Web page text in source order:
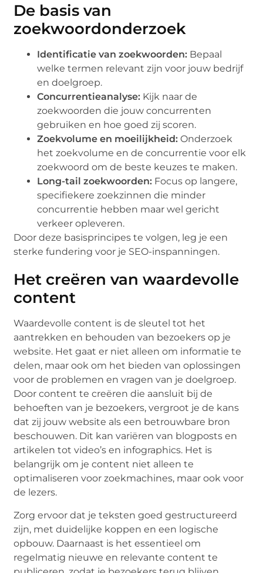
De basis van
zoekwoordonderzoek
Identificatie van zoekwoorden: Bepaal
welke termen relevant zijn voor jouw bedrijf
en doelgroep.
Concurrentieanalyse: Kijk naar de
zoekwoorden die jouw concurrenten
gebruiken en hoe goed zij scoren.
Zoekvolume en moeilijkheid: Onderzoek
het zoekvolume en de concurrentie voor elk
zoekwoord om de beste keuzes te maken.
Long-tail zoekwoorden: Focus op langere,
specifiekere zoekzinnen die minder
concurrentie hebben maar wel gericht
verkeer opleveren.
Door deze basisprincipes te volgen, leg je een
sterke fundering voor je SEO-inspanningen.
Het creëren van waardevolle
content
Waardevolle content is de sleutel tot het
aantrekken en behouden van bezoekers op je
website. Het gaat er niet alleen om informatie te
delen, maar ook om het bieden van oplossingen
voor de problemen en vragen van je doelgroep.
Door content te creëren die aansluit bij de
behoeften van je bezoekers, vergroot je de kans
dat zij jouw website als een betrouwbare bron
beschouwen. Dit kan variëren van blogposts en
artikelen tot video’s en infographics. Het is
belangrijk om je content niet alleen te
optimaliseren voor zoekmachines, maar ook voor
de lezers.
Zorg ervoor dat je teksten goed gestructureerd
zijn, met duidelijke koppen en een logische
opbouw. Daarnaast is het essentieel om
regelmatig nieuwe en relevante content te